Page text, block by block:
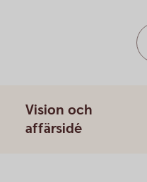
Vision och
affärsidé